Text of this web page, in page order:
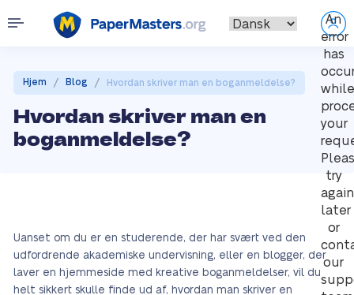
An
error
has
while
your
try
again
later
or
our
Hjem / Blog / Hvordan skriver man en boganmeldelse?
Hvordan skriver man en
boganmeldelse?
Uanset om du er en studerende, der har svært ved den
udfordrende akademiske undervisning, eller en blogger, der
laver en hjemmeside med kreative boganmeldelser, vil du
helt sikkert skulle finde ud af, hvordan man skriver en